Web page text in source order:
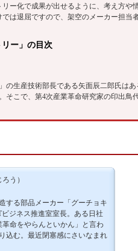
制御セキュリティ
ー化で成果が出せるように、考え方や
は退屈ですので、架空のメーカー担当
ー」の目次
生産技術部長である矢面辰二郎氏はあ
そこで、第4次産業革命研究家の印出鳥
う）
する部品メーカー「グーチョキ
ジネス推進室室長。ある日社
命をやらんといかん」と言わ
込む。最近閉塞感にさいなまれ